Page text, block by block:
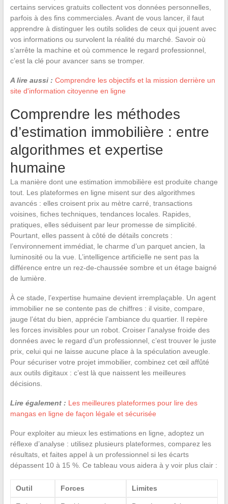
certains services gratuits collectent vos données personnelles,
parfois à des fins commerciales. Avant de vous lancer, il faut
apprendre à distinguer les outils solides de ceux qui jouent avec
vos informations ou survolent la réalité du marché. Savoir où
s’arrête la machine et où commence le regard professionnel,
c’est la clé pour avancer sans se tromper.
A lire aussi : Comprendre les objectifs et la mission derrière un
site d'information citoyenne en ligne
Comprendre les méthodes
d’estimation immobilière : entre
algorithmes et expertise
humaine
La manière dont une estimation immobilière est produite change
tout. Les plateformes en ligne misent sur des algorithmes
avancés : elles croisent prix au mètre carré, transactions
voisines, fiches techniques, tendances locales. Rapides,
pratiques, elles séduisent par leur promesse de simplicité.
Pourtant, elles passent à côté de détails concrets :
l’environnement immédiat, le charme d’un parquet ancien, la
luminosité ou la vue. L’intelligence artificielle ne sent pas la
différence entre un rez-de-chaussée sombre et un étage baigné
de lumière.
À ce stade, l’expertise humaine devient irremplaçable. Un agent
immobilier ne se contente pas de chiffres : il visite, compare,
jauge l’état du bien, apprécie l’ambiance du quartier. Il repère
les forces invisibles pour un robot. Croiser l’analyse froide des
données avec le regard d’un professionnel, c’est trouver le juste
prix, celui qui ne laisse aucune place à la spéculation aveugle.
Pour sécuriser votre projet immobilier, combinez cet œil affûté
aux outils digitaux : c’est là que naissent les meilleures
décisions.
Lire également : Les meilleures plateformes pour lire des
mangas en ligne de façon légale et sécurisée
Pour exploiter au mieux les estimations en ligne, adoptez un
réflexe d’analyse : utilisez plusieurs plateformes, comparez les
résultats, et faites appel à un professionnel si les écarts
dépassent 10 à 15 %. Ce tableau vous aidera à y voir plus clair :
Outil Forces Limites